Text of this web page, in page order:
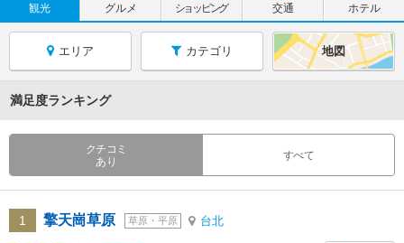
観光 グルメ ショッピング 交通 ホテル
エリア カテゴリ 地図
満足度ランキング
クチコミ
あり
すべて
1 擎天崗草原 草原・平原 台北